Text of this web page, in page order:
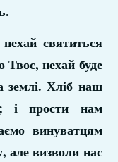
святиться
Твоє, нехай буде
землі. Хліб наш
і прости нам
винуватцям
але визволи нас